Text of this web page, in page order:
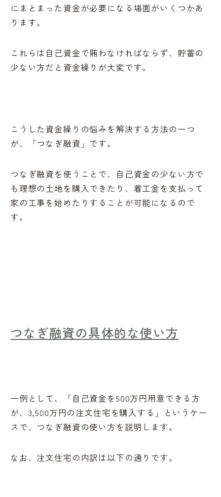
にまとまった資金が必要になる場面がいくつかあ
ります。
これらは自己資金で賄わなければならず、貯蓄の
少ない方だと資金繰りが大変です。
こうした資金繰りの悩みを解決する方法の一つ
が、「つなぎ融資」です。
つなぎ融資を使うことで、自己資金の少ない方で
も理想の土地を購入できたり、着工金を支払って
家の工事を始めたりすることが可能になるので
す。
つなぎ融資の具体的な使い方
一例として、「自己資金を500万円用意できる方
が、3,500万円の注文住宅を購入する」というケー
スで、つなぎ融資の使い方を説明します。
なお、注文住宅の内訳は以下の通りです。